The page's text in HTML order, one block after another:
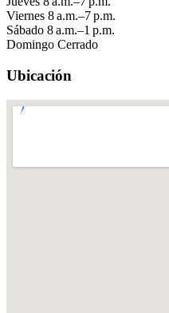
Viernes 8 a.m.–7 p.m.
Sábado 8 a.m.–1 p.m.
Domingo Cerrado
Ubicación